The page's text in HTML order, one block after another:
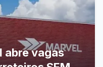
abre vagas